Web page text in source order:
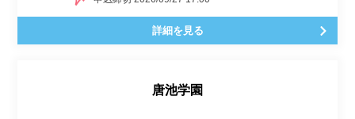
詳細を見る
唐池学園